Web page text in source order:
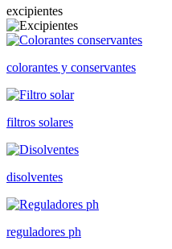
excipientes
colorantes y conservantes
filtros solares
disolventes
reguladores ph